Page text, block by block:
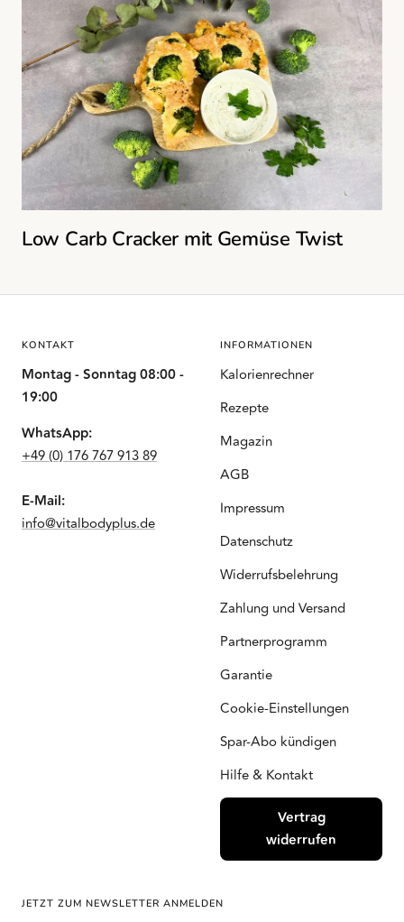
Low Carb Cracker mit Gemüse Twist
KONTAKT
Montag - Sonntag 08:00 -
19:00
WhatsApp:
+49 (0) 176 767 913 89
E-Mail:
info@vitalbodyplus.de
INFORMATIONEN
Kalorienrechner
Rezepte
Magazin
AGB
Impressum
Datenschutz
Widerrufsbelehrung
Zahlung und Versand
Partnerprogramm
Garantie
Cookie-Einstellungen
Spar-Abo kündigen
Hilfe & Kontakt
Vertrag
widerrufen
JETZT ZUM NEWSLETTER ANMELDEN